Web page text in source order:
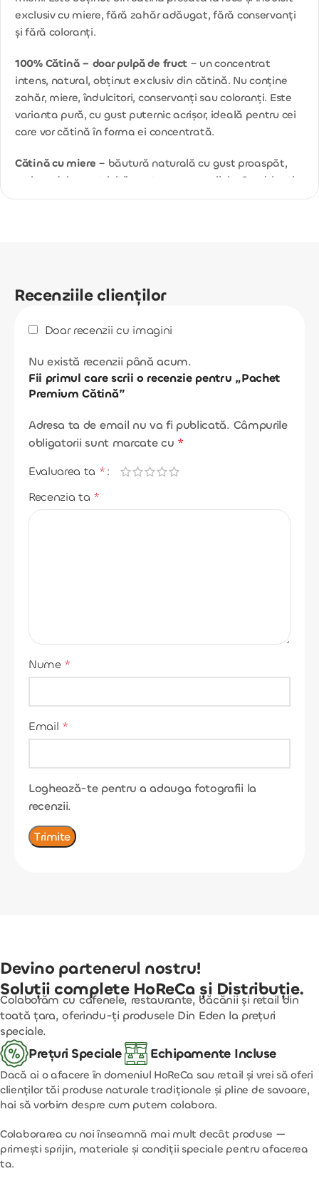
exclusiv cu miere, fără zahăr adăugat, fără conservanți
și fără coloranți.
100% Cătină – doar pulpă de fruct – un concentrat
intens, natural, obținut exclusiv din cătină. Nu conține
zahăr, miere, îndulcitori, conservanți sau coloranți. Este
varianta pură, cu gust puternic acrișor, ideală pentru cei
care vor cătină în forma ei concentrată.
Cătină cu miere – băutură naturală cu gust proaspăt,
acrișor-dulce, potrivită pentru consum zilnic. Combinația
dintre cătină și miere oferă un gust plăcut și echilibrat.
agită bine înainte de folosire.
După deschidere, produsele se păstrează la frigider și
se consumă conform indicațiilor de pe etichetă.
Informații utile:
Produse naturale, fără conservanți și fără coloranți.
Se păstrează la loc răcoros, ferit de razele soarelui,
umiditate și îngheț.
Recenziile clienților
Doar recenzii cu imagini
Nu există recenzii până acum.
Fii primul care scrii o recenzie pentru „Pachet
Premium Cătină”
Adresa ta de email nu va fi publicată. Câmpurile
obligatorii sunt marcate cu *
Evaluarea ta *
Recenzia ta *
Nume *
Email *
Loghează-te pentru a adauga fotografii la
recenzii.
Devino partenerul nostru!
Soluții complete HoReCa și Distribuție.
Colaborăm cu cafenele, restaurante, băcănii și retail din
toată țara, oferindu-ți produsele Din Eden la prețuri
speciale.
Prețuri Speciale Echipamente Incluse
Dacă ai o afacere în domeniul HoReCa sau retail și vrei să oferi
clienților tăi produse naturale tradiționale și pline de savoare,
hai să vorbim despre cum putem colabora.
Colaborarea cu noi înseamnă mai mult decât produse —
primești sprijin, materiale și condiții speciale pentru afacerea
ta.